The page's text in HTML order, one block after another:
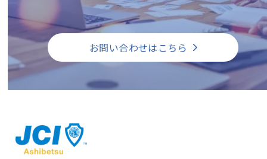
お問い合わせはこちら